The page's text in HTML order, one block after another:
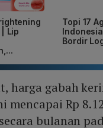
Lip
Topi 17
Bordir
harga gabah
mencapai Rp
bulanan